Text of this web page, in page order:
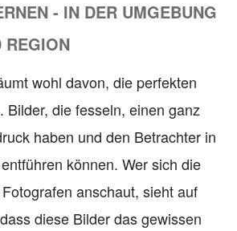
- IN DER UMGEBUNG
REGION
wohl davon, die perfekten
Bilder, die fesseln, einen ganz
haben und den Betrachter in
können. Wer sich die
anschaut, sieht auf
diese Bilder das gewissen